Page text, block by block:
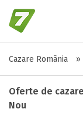
Cazare România »
Oferte de
Nou
Stele /
Neclasificat